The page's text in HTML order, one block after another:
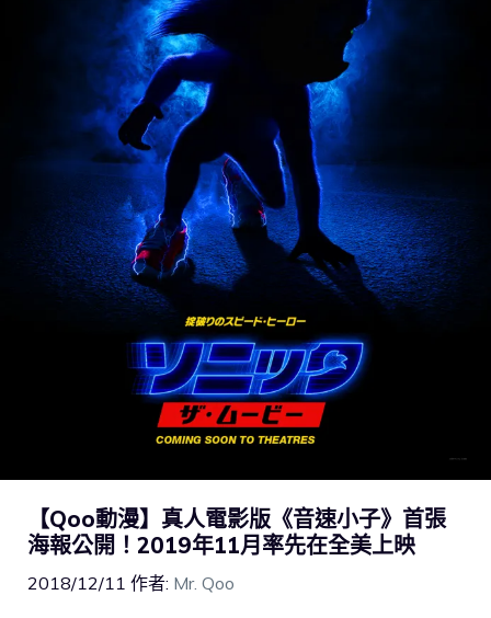
【Qoo動漫】真人電影版《音速小子》首張
海報公開！2019年11月率先在全美上映
2018/12/11 作者: Mr. Qoo